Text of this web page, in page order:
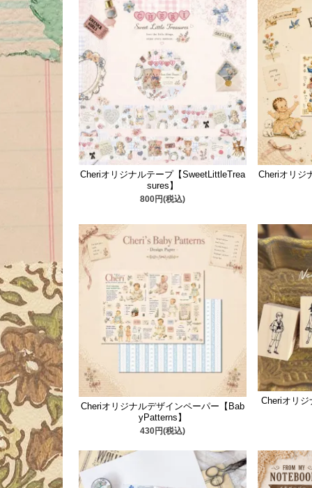
Cheriオリジナルテープ【SweetLittleTrea
sures】
800円(税込)
Cheriオリジ
Cheriオリジナルデザインペーパー【Bab
yPatterns】
430円(税込)
Cheriオリ